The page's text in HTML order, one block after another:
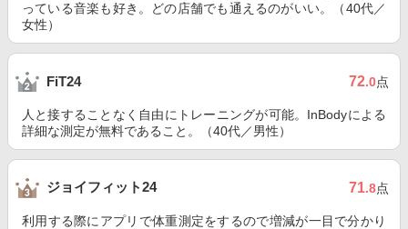
っている音楽も好き。どの店舗でも通えるのがいい。（40代／
女性）
FiT24 72.0点
人と接することなく自由にトレーニングが可能。InBodyによる
詳細な測定が無料であること。（40代／男性）
ジョイフィット24 71.8点
利用する際にアプリで体重測定をするので増減が一目で分かり